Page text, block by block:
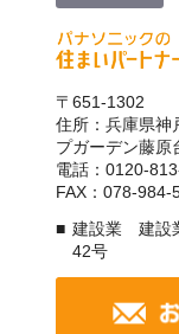
〒651-1302
住所：兵庫県
プガーデン藤原
電話：0120-
FAX：078-984-
建設業 建設
42号